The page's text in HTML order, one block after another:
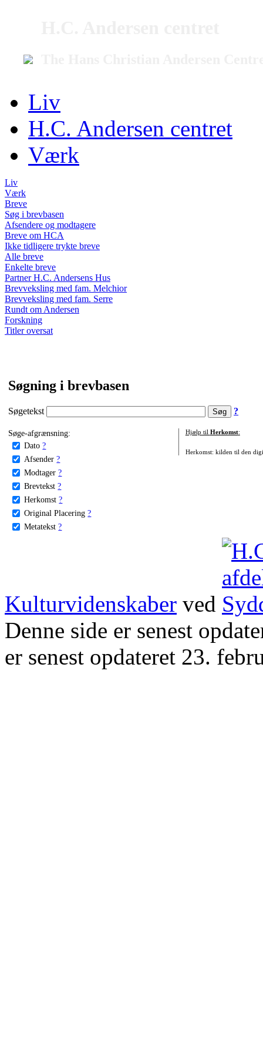
Liv
H.C. Andersen centret
Værk
Liv
Værk
Breve
Søg i brevbasen
Afsendere og modtagere
Breve om HCA
Ikke tidligere trykte breve
Alle breve
Enkelte breve
Partner H.C. Andersens Hus
Brevveksling med fam. Melchior
Brevveksling med fam. Serre
Rundt om Andersen
Forskning
Titler oversat
Søgning i brevbasen
Søgetekst ?
Søge-afgrænsning:
Dato ?
Afsender ?
Modtager ?
Brevtekst ?
Herkomst ?
Original Placering ?
Metatekst ?
Hjælp til Herkomst:
Herkomst: kilden til den
Kulturvidenskaber ved
Denne side er senest
er senest opdateret 23.